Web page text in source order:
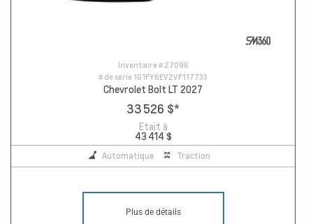
Inventaire # 27096
# de série 1G1FY6EV2VF117733
Chevrolet Bolt LT 2027
33 526 $*
Etait à
43 414 $
Automatique Traction
Plus de détails